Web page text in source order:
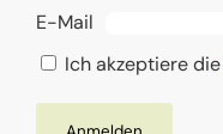
E-Mail
Ich akzeptiere die